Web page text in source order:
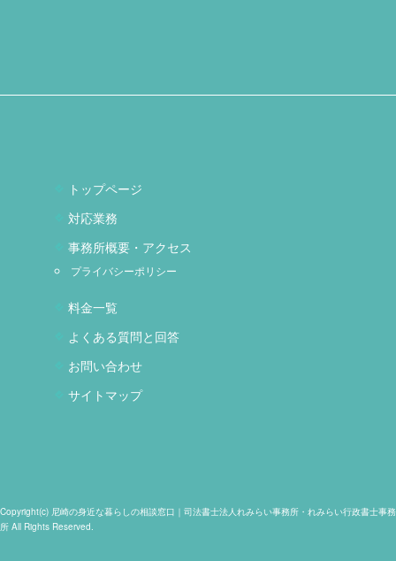
トップページ
対応業務
事務所概要・アクセス
プライバシーポリシー
料金一覧
よくある質問と回答
お問い合わせ
サイトマップ
Copyright(c) 尼崎の身近な暮らしの相談窓口｜司法書士法人れみらい事務所・れみらい行政書士事務
所 All Rights Reserved.